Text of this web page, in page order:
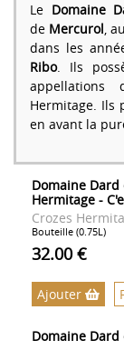
Le Domaine
de Mercurol,
dans les
Ribo. Ils
appellations
Hermitage. Ils
en avant la
Domaine Dard
Hermitage -
Crozes
Bouteille (0.75L)
32.00 €
Ajouter
Domaine